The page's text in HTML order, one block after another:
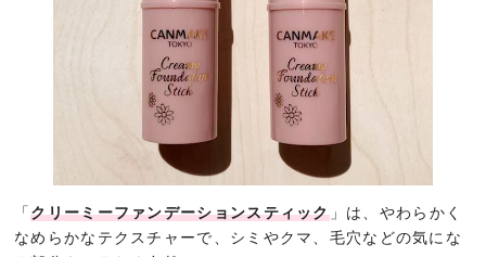
「クリーミーファンデーションスティック」は、やわらかく
なめらかなテクスチャーで、シミやクマ、毛穴などの気にな